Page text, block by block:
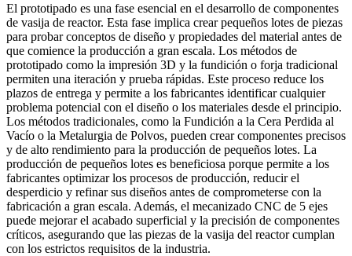
El prototipado es una fase esencial en el desarrollo de componentes
de vasija de reactor. Esta fase implica crear pequeños lotes de piezas
para probar conceptos de diseño y propiedades del material antes de
que comience la producción a gran escala. Los métodos de
prototipado como la impresión 3D y la fundición o forja tradicional
permiten una iteración y prueba rápidas. Este proceso reduce los
plazos de entrega y permite a los fabricantes identificar cualquier
problema potencial con el diseño o los materiales desde el principio.
Los métodos tradicionales, como la Fundición a la Cera Perdida al
Vacío o la Metalurgia de Polvos, pueden crear componentes precisos
y de alto rendimiento para la producción de pequeños lotes. La
producción de pequeños lotes es beneficiosa porque permite a los
fabricantes optimizar los procesos de producción, reducir el
desperdicio y refinar sus diseños antes de comprometerse con la
fabricación a gran escala. Además, el mecanizado CNC de 5 ejes
puede mejorar el acabado superficial y la precisión de componentes
críticos, asegurando que las piezas de la vasija del reactor cumplan
con los estrictos requisitos de la industria.